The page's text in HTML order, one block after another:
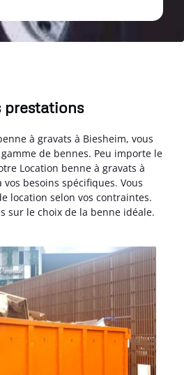
prestations
à gravats à Biesheim, vous
de bennes. Peu importe le
Location benne à gravats à
besoins spécifiques. Vous
location selon vos contraintes.
sur le choix de la benne idéale.